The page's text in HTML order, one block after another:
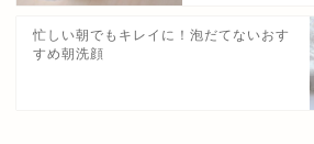
忙しい朝でもキレイに！泡だてないおす
すめ朝洗顔